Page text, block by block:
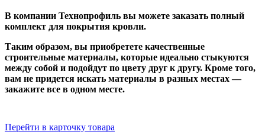
В компании Технопрофиль вы можете заказать полный
комплект для покрытия кровли.
Таким образом, вы приобретете качественные
строительные материалы, которые идеально стыкуются
между собой и подойдут по цвету друг к другу. Кроме того,
вам не придется искать материалы в разных местах —
закажите все в одном месте.
Перейти в карточку товара